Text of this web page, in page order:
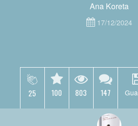
Ana Koreta
17/12/2024
25 100 803 147